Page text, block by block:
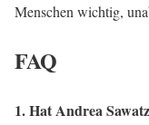
Menschen wichtig,
FAQ
1. Hat Andrea